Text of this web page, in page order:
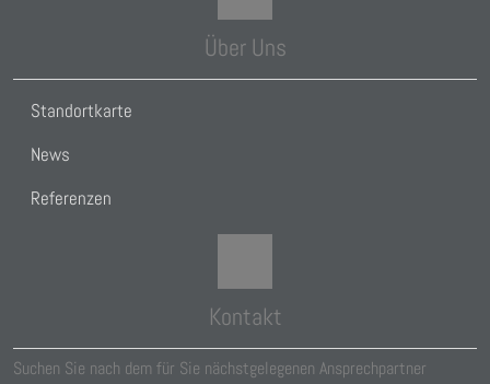
Über Uns
Standortkarte
News
Referenzen
Kontakt
Suchen Sie nach dem für Sie nächstgelegenen Ansprechpartner